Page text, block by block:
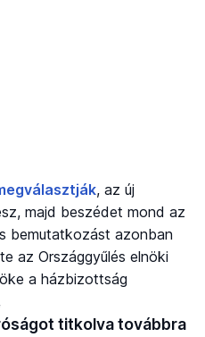
, az új
majd beszédet mond az
bemutatkozást azonban
az Országgyűlés elnöki
a házbizottság
titkolva továbbra